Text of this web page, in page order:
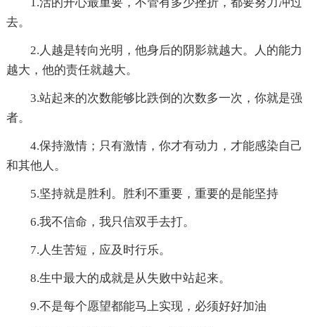
1.活的开心最重要，不管有多少挫折，都要努力冲过
去。
2.人越是转向光明，他身后的阴影就越大。人的能力
越大，他的责任就越大。
3.站起来的次数能够比跌倒的次数多一次，你就是强
者。
4.保持激情；只有激情，你才有动力，才能感染自己
和其他人。
5.坚持就是胜利。胜利不重要，重要的是能坚持
6.我不信命，我只信双手去打。
7.人生苦短，应及时行乐。
8.生中最大的成就是从失败中站起来。
9.不是每个愿望都能马上实现，必须好好加油